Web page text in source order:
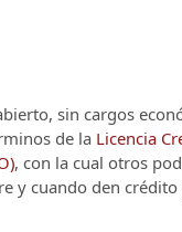
sin cargos
de la Licencia
, con la cual otros
y cuando den